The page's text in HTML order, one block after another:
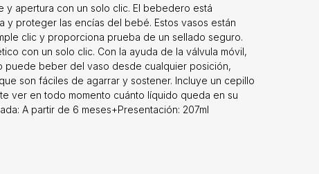
y apertura con un solo clic. El bebedero está
proteger las encías del bebé. Estos vasos están
clic y proporciona prueba de un sellado seguro.
con un solo clic. Con la ayuda de la válvula móvil,
puede beber del vaso desde cualquier posición,
son fáciles de agarrar y sostener. Incluye un cepillo
ver en todo momento cuánto líquido queda en su
A partir de 6 meses+Presentación: 207ml